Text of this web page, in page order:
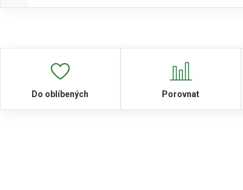
Do oblíbených Porovnat